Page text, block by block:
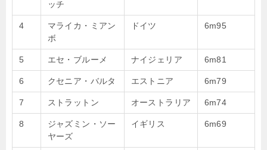
ッチ
4
マライカ・ミアン
ボ
ドイツ 6m95
5 エセ・ブルーメ ナイジェリア 6m81
6 クセニア・バルタ エストニア 6m79
7 ストラットン オーストラリア 6m74
8
ジャズミン・ソー
ヤーズ
イギリス 6m69